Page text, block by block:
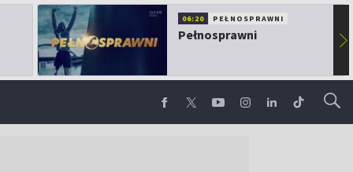
06:20 PEŁNOSPRAWNI
Pełnosprawni ▶